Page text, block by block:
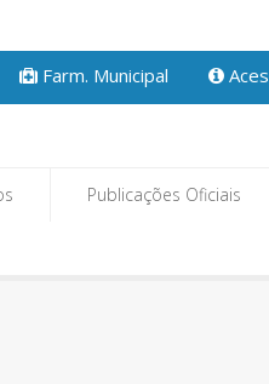
Farm. Municipal
Publicações Oficiais